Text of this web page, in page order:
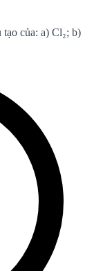
của: a) Cl₂; b)